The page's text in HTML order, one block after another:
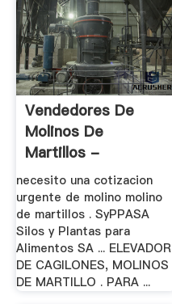
Vendedores De
Molinos De
Martillos -
Trituradora .
necesito una cotizacion
urgente de molino molino
de martillos . SyPPASA
Silos y Plantas para
Alimentos SA ... ELEVADOR
DE CAGILONES, MOLINOS
DE MARTILLO . PARA ...